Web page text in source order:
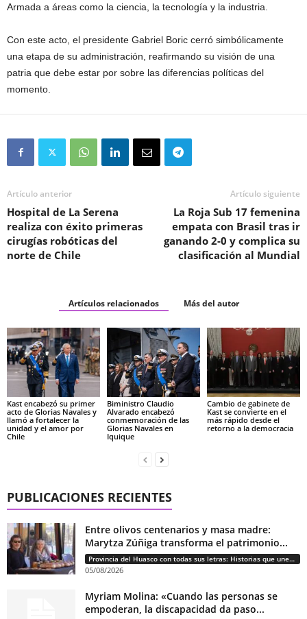
Armada a áreas como la ciencia, la tecnología y la industria.
Con este acto, el presidente Gabriel Boric cerró simbólicamente
una etapa de su administración, reafirmando su visión de una
patria que debe estar por sobre las diferencias políticas del
momento.
Artículo anterior
Hospital de La Serena
realiza con éxito primeras
cirugías robóticas del
norte de Chile
Artículo siguiente
La Roja Sub 17 femenina
empata con Brasil tras ir
ganando 2-0 y complica su
clasificación al Mundial
Artículos relacionados Más del autor
Kast encabezó su primer
acto de Glorias Navales y
llamó a fortalecer la
unidad y el amor por
Chile
Biministro Claudio
Alvarado encabezó
conmemoración de las
Glorias Navales en
Iquique
Cambio de gabinete de
Kast se convierte en el
más rápido desde el
retorno a la democracia
PUBLICACIONES RECIENTES
Entre olivos centenarios y masa madre:
Marytza Zúñiga transforma el patrimonio...
Provincia del Huasco con todas sus letras: Historias que unen cultura, diversidad e identidad
05/08/2026
Myriam Molina: «Cuando las personas se
empoderan, la discapacidad da paso...